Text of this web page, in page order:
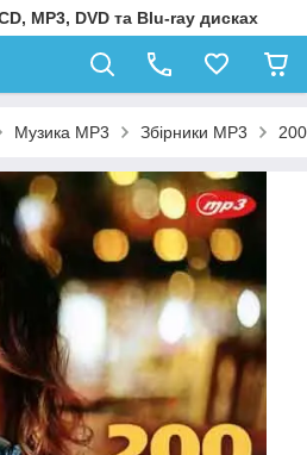
MP3, DVD та Blu-ray дисках
Музика MP3 Збірники MP3